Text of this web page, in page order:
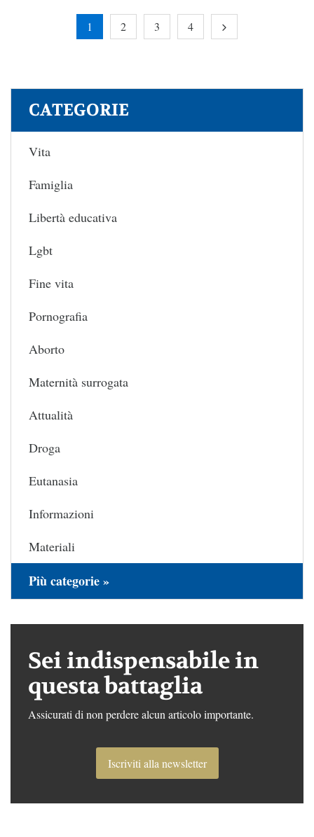
1 2 3 4
CATEGORIE
Vita
Famiglia
Libertà educativa
Lgbt
Fine vita
Pornografia
Aborto
Maternità surrogata
Attualità
Droga
Eutanasia
Informazioni
Materiali
Più categorie »
Sei indispensabile in
questa battaglia
Assicurati di non perdere alcun articolo importante.
Iscriviti alla newsletter